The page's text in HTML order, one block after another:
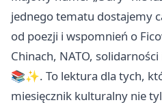
jednego tematu dostajemy
od poezji i wspomnień o
Chinach, NATO,
📚✨. To lektura dla tych,
miesięcznik kulturalny nie